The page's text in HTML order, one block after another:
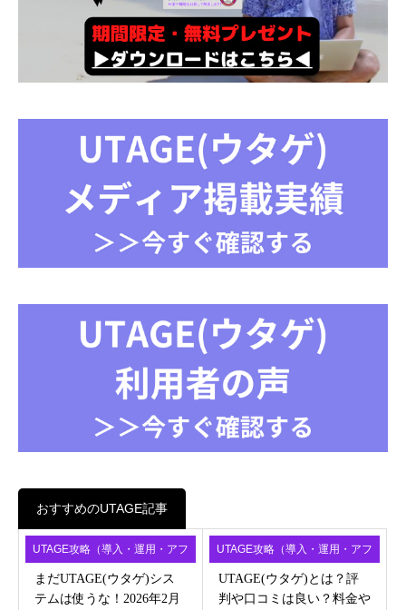
おすすめのUTAGE記事
UTAGE攻略（導入・運用・アフ
ィ）
まだUTAGE(ウタゲ)シス
テムは使うな！2026年2月
UTAGE攻略（導入・運用・アフ
ィ）
UTAGE(ウタゲ)とは？評
判や口コミは良い？料金や